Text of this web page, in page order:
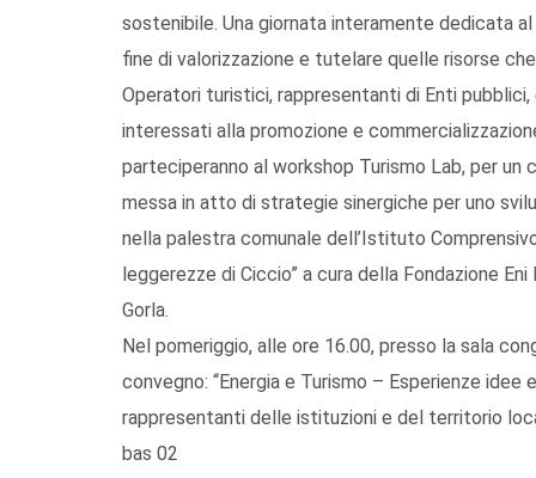
sostenibile. Una giornata interamente dedicata
fine di valorizzazione e tutelare quelle risorse
Operatori turistici, rappresentanti di Enti
interessati alla promozione e
parteciperanno al workshop Turismo Lab, per
messa in atto di strategie sinergiche per uno
nella palestra comunale dell’Istituto
leggerezze di Ciccio” a cura della Fondazione
Gorla.
Nel pomeriggio, alle ore 16.00, presso la sala
convegno: “Energia e Turismo – Esperienze
rappresentanti delle istituzioni e del territorio
bas 02